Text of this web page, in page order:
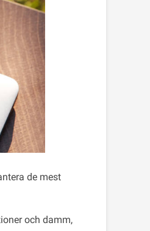
de mest
och damm,